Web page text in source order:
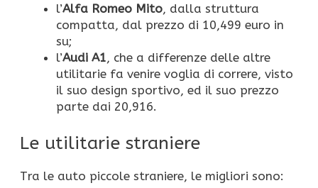
l’Alfa Romeo Mito, dalla struttura
compatta, dal prezzo di 10,499 euro in
su;
l’Audi A1, che a differenze delle altre
utilitarie fa venire voglia di correre, visto
il suo design sportivo, ed il suo prezzo
parte dai 20,916.
Le utilitarie straniere
Tra le auto piccole straniere, le migliori sono: